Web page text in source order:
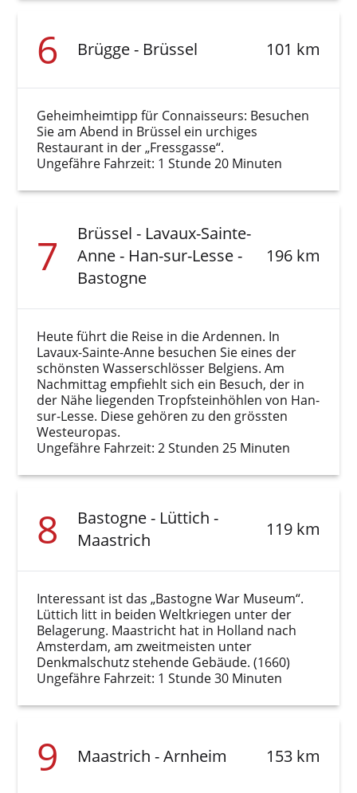
6 Brügge - Brüssel 101 km
Geheimheimtipp für Connaisseurs: Besuchen
Sie am Abend in Brüssel ein urchiges
Restaurant in der „Fressgasse“.
Ungefähre Fahrzeit: 1 Stunde 20 Minuten
7
Brüssel - Lavaux-Sainte-
Anne - Han-sur-Lesse -
Bastogne
196 km
Heute führt die Reise in die Ardennen. In
Lavaux-Sainte-Anne besuchen Sie eines der
schönsten Wasserschlösser Belgiens. Am
Nachmittag empfiehlt sich ein Besuch, der in
der Nähe liegenden Tropfsteinhöhlen von Han-
sur-Lesse. Diese gehören zu den grössten
Westeuropas.
Ungefähre Fahrzeit: 2 Stunden 25 Minuten
8
Bastogne - Lüttich -
Maastrich
119 km
Interessant ist das „Bastogne War Museum“.
Lüttich litt in beiden Weltkriegen unter der
Belagerung. Maastricht hat in Holland nach
Amsterdam, am zweitmeisten unter
Denkmalschutz stehende Gebäude. (1660)
Ungefähre Fahrzeit: 1 Stunde 30 Minuten
9 Maastrich - Arnheim 153 km